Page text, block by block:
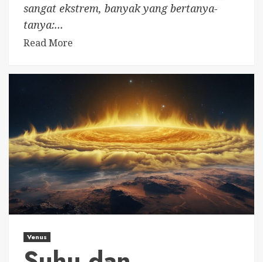
sangat ekstrem, banyak yang bertanya-
tanya:...
Read More
Venus